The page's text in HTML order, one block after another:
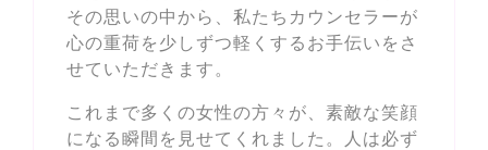
その思いの中から、私たちカウンセラーが
心の重荷を少しずつ軽くするお手伝いをさ
せていただきます。
これまで多くの女性の方々が、素敵な笑顔
になる瞬間を見せてくれました。人は必ず